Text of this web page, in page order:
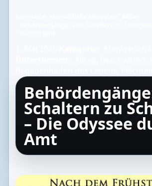
Schaltern zu
– Die Odyssee
Amt